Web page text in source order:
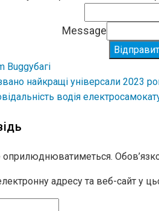
Message
Buggyбагі
найкращі універсали 2023
водія
оприлюднюватиметься.
адресу та веб-сайт у